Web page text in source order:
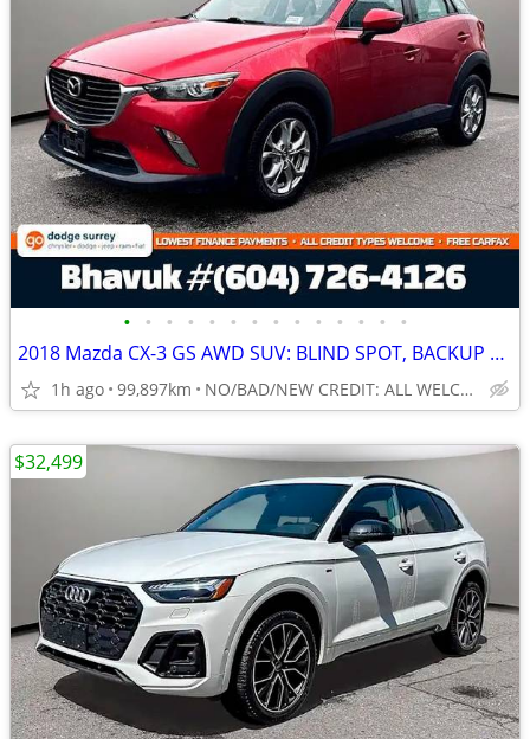
• • • • • • • • • • • • • •
2018 Mazda CX-3 GS AWD SUV: BLIND SPOT, BACKUP CAM
1h ago 99,897km NO/BAD/NEW CREDIT: ALL WELCOME!
$32,499